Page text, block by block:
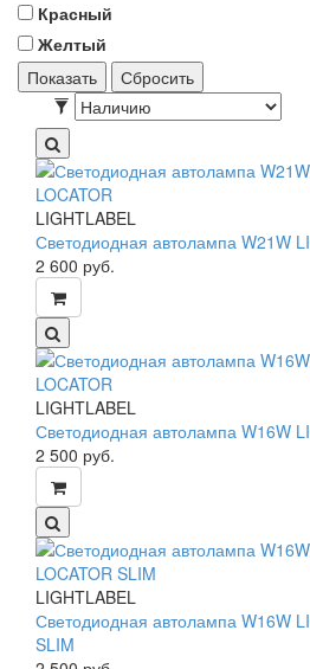
Красный
Желтый
Показать
Сбросить
LIGHTLABEL
Светодиодная автолампа W21W
2 600 руб.
LIGHTLABEL
Светодиодная автолампа W16W
2 500 руб.
LIGHTLABEL
Светодиодная автолампа W16W
SLIM